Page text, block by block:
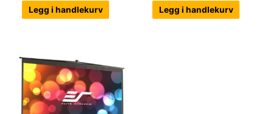
Legg i handlekurv Legg i handlekurv